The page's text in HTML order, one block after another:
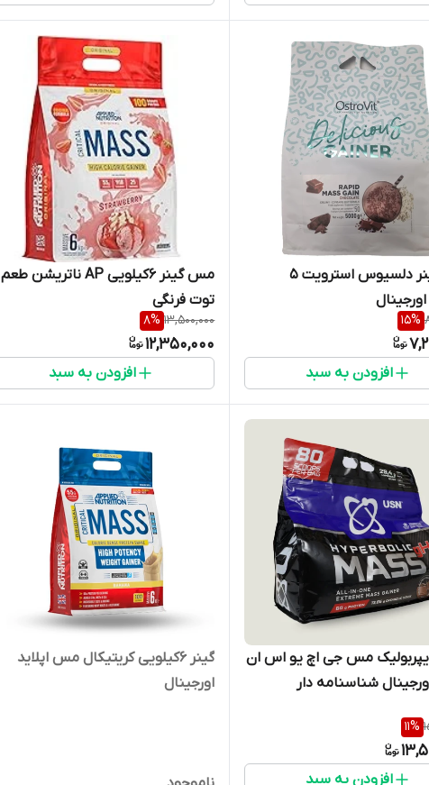
مس گینر دلسیوس استرویت 5
15%
افزودن به سبد
مس گینر ۶کیلویی AP ناتریشن طعم
توت فرنگی
13,500,000
8%
12,350,000
افزودن به سبد
مس جی اچ یو اس ان
11%
افزودن به سبد
گینر ۶کیلویی کریتیکال مس اپلاید
اورجینال